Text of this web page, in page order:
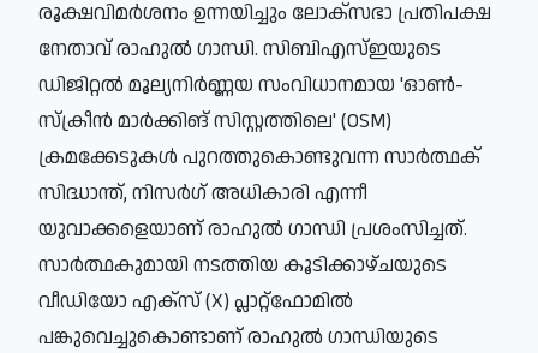
രൂക്ഷവിമർശനം ഉന്നയിച്ചും ലോക്സഭാ പ്രതിപക്ഷ
നേതാവ് രാഹുൽ ഗാന്ധി. സിബിഎസ്ഇയുടെ
ഡിജിറ്റൽ മൂല്യനിർണ്ണയ സംവിധാനമായ 'ഓൺ-
സ്ക്രീൻ മാർക്കിങ് സിസ്റ്റത്തിലെ' (OSM)
ക്രമക്കേടുകൾ പുറത്തുകൊണ്ടുവന്ന സാർത്ഥക്
സിദ്ധാന്ത്, നിസർഗ് അധികാരി എന്നീ
യുവാക്കളെയാണ് രാഹുൽ ഗാന്ധി പ്രശംസിച്ചത്.
സാർത്ഥകുമായി നടത്തിയ കൂടിക്കാഴ്ചയുടെ
വീഡിയോ എക്സ് (X) പ്ലാറ്റ്‌ഫോമിൽ
പങ്കുവെച്ചുകൊണ്ടാണ് രാഹുൽ ഗാന്ധിയുടെ